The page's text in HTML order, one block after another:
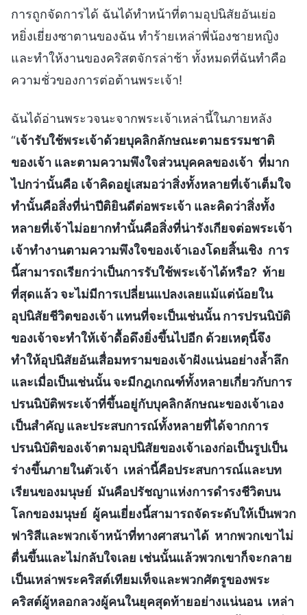
การถูกจัดการได้ ฉันได้ทำหน้าที่ตามอุปนิสัยอันเย่อ
หยิ่งเยี่ยงซาตานของฉัน ทำร้ายเหล่าพี่น้องชายหญิง
และทำให้งานของคริสตจักรล่าช้า ทั้งหมดที่ฉันทำคือ
ความชั่วของการต่อต้านพระเจ้า!
ฉันได้อ่านพระวจนะจากพระเจ้าเหล่านี้ในภายหลัง
“เจ้ารับใช้พระเจ้าด้วยบุคลิกลักษณะตามธรรมชาติ
ของเจ้า และตามความพึงใจส่วนบุคคลของเจ้า ที่มาก
ไปกว่านั้นคือ เจ้าคิดอยู่เสมอว่าสิ่งทั้งหลายที่เจ้าเต็มใจ
ทำนั้นคือสิ่งที่น่าปีติยินดีต่อพระเจ้า และคิดว่าสิ่งทั้ง
หลายที่เจ้าไม่อยากทำนั้นคือสิ่งที่น่ารังเกียจต่อพระเจ้า
เจ้าทำงานตามความพึงใจของเจ้าเองโดยสิ้นเชิง การ
นี้สามารถเรียกว่าเป็นการรับใช้พระเจ้าได้หรือ? ท้าย
ที่สุดแล้ว จะไม่มีการเปลี่ยนแปลงเลยแม้แต่น้อยใน
อุปนิสัยชีวิตของเจ้า แทนที่จะเป็นเช่นนั้น การปรนนิบัติ
ของเจ้าจะทำให้เจ้าดื้อดึงยิ่งขึ้นไปอีก ด้วยเหตุนี้จึง
ทำให้อุปนิสัยอันเสื่อมทรามของเจ้าฝังแน่นอย่างล้ำลึก
และเมื่อเป็นเช่นนั้น จะมีกฎเกณฑ์ทั้งหลายเกี่ยวกับการ
ปรนนิบัติพระเจ้าที่ขึ้นอยู่กับบุคลิกลักษณะของเจ้าเอง
เป็นสำคัญ และประสบการณ์ทั้งหลายที่ได้จากการ
ปรนนิบัติของเจ้าตามอุปนิสัยของเจ้าเองก่อเป็นรูปเป็น
ร่างขึ้นภายในตัวเจ้า เหล่านี้คือประสบการณ์และบท
เรียนของมนุษย์ มันคือปรัชญาแห่งการดำรงชีวิตบน
โลกของมนุษย์ ผู้คนเยี่ยงนี้สามารถจัดระดับให้เป็นพวก
ฟาริสีและพวกเจ้าหน้าที่ทางศาสนาได้ หากพวกเขาไม่
ตื่นขึ้นและไม่กลับใจเลย เช่นนั้นแล้วพวกเขาก็จะกลาย
เป็นเหล่าพระคริสต์เทียมเท็จและพวกศัตรูของพระ
คริสต์ผู้หลอกลวงผู้คนในยุคสุดท้ายอย่างแน่นอน เหล่า